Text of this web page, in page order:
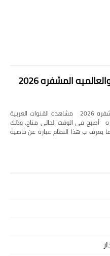
المشفره 2026
شاهد جميع القنوات العربيه والعالميه المشفره 2026 مشاهده القنوات العربية
أصبح في الوقت الحالي متاح، وذلك
يعرف ب هذا النظام عبارة عن خاصية